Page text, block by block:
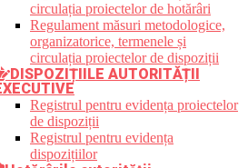
circulația proiectelor de hotărâri
Regulament măsuri metodologice,
organizatorice, termenele și
circulația proiectelor de dispoziții
DISPOZIȚIILE AUTORITĂȚII
Registrul pentru evidența proiectelor
de dispoziții
Registrul pentru evidența
dispozițiilor